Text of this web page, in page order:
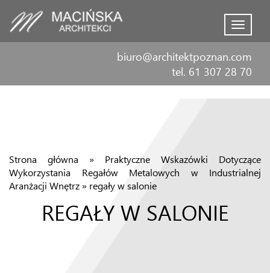
Menu
biuro@architektpoznan.com
tel. 61 307 28 70
Strona główna » Praktyczne Wskazówki Dotyczące
Wykorzystania Regałów Metalowych w Industrialnej
Aranżacji Wnętrz » regały w salonie
REGAŁY W SALONIE